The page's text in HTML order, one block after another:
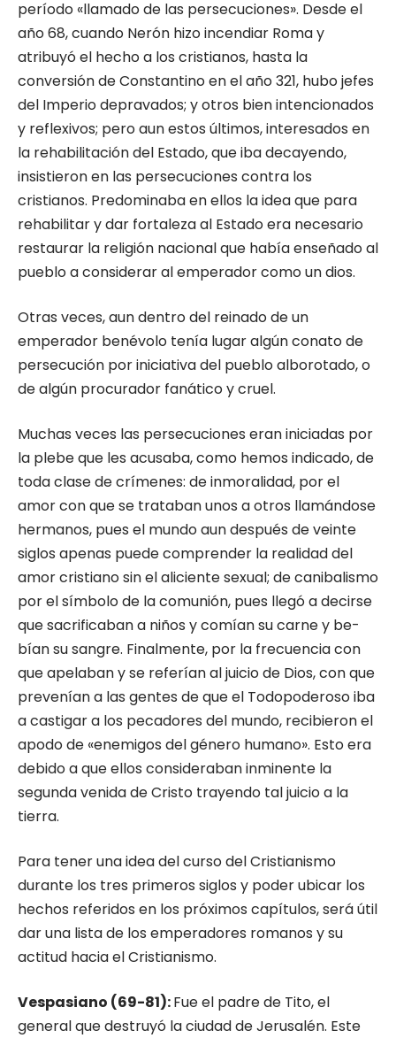
período «llamado de las persecucio­nes». Desde el
año 68, cuando Nerón hizo in­cendiar Roma y
atribuyó el hecho a los cristia­nos, hasta la
conversión de Constantino en el año 321, hubo jefes
del Imperio depravados; y otros bien intencionados
y reflexivos; pero aun estos últimos, interesados en
la rehabilitación del Estado, que iba decayendo,
insistieron en las persecuciones contra los
cristianos. Predo­minaba en ellos la idea que para
rehabilitar y dar fortaleza al Estado era necesario
restaurar la religión nacional que había enseñado al
pue­blo a considerar al emperador como un dios.
Otras veces, aun dentro del reinado de un
emperador benévolo tenía lugar algún conato de
persecución por iniciativa del pueblo albo­rotado, o
de algún procurador fanático y cruel.
Muchas veces las persecuciones eran inicia­das por
la plebe que les acusaba, como hemos indicado, de
toda clase de crímenes: de inmo­ralidad, por el
amor con que se trataban unos a otros llamándose
hermanos, pues el mundo aun después de veinte
siglos apenas puede comprender la realidad del
amor cristiano sin el aliciente sexual; de canibalismo
por el sím­bolo de la comunión, pues llegó a decirse
que sacrificaban a niños y comían su carne y be­
bían su sangre. Finalmente, por la frecuencia con
que apelaban y se referían al juicio de Dios, con que
prevenían a las gentes de que el To­dopoderoso iba
a castigar a los pecadores del mundo, recibieron el
apodo de «enemigos del género humano». Esto era
debido a que ellos consideraban inminente la
segunda venida de Cristo trayendo tal juicio a la
tierra.
Para tener una idea del curso del Cristia­nismo
durante los tres primeros siglos y poder ubicar los
hechos referidos en los próximos ca­pítulos, será útil
dar una lista de los emperado­res romanos y su
actitud hacia el Cristianismo.
Vespasiano (69-81):Fue el padre de Tito, el
general que destruyó la ciudad de Jerusalén. Este